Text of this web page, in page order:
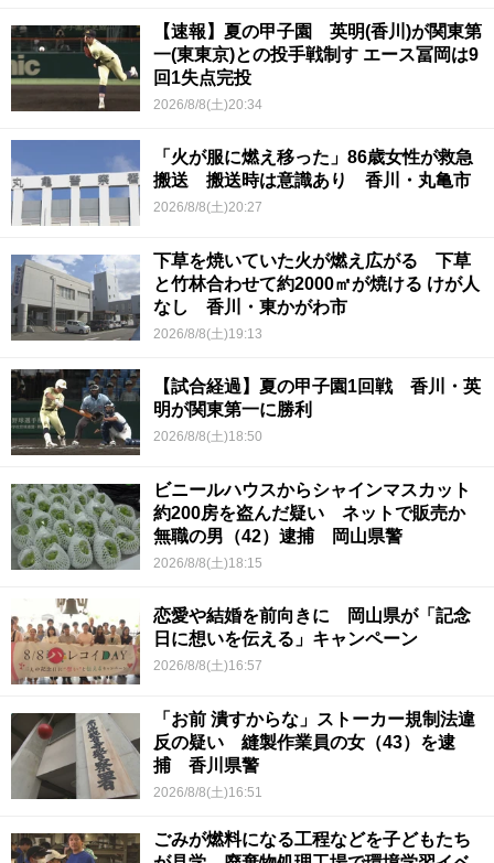
【速報】夏の甲子園 英明(香川)が関東第
一(東東京)との投手戦制す エース冨岡は9
回1失点完投
2026/8/8(土)20:34
「火が服に燃え移った」86歳女性が救急
搬送 搬送時は意識あり 香川・丸亀市
2026/8/8(土)20:27
下草を焼いていた火が燃え広がる 下草
と竹林合わせて約2000㎡が焼ける けが人
なし 香川・東かがわ市
2026/8/8(土)19:13
【試合経過】夏の甲子園1回戦 香川・英
明が関東第一に勝利
2026/8/8(土)18:50
ビニールハウスからシャインマスカット
約200房を盗んだ疑い ネットで販売か
無職の男（42）逮捕 岡山県警
2026/8/8(土)18:15
恋愛や結婚を前向きに 岡山県が「記念
日に想いを伝える」キャンペーン
2026/8/8(土)16:57
「お前 潰すからな」ストーカー規制法違
反の疑い 縫製作業員の女（43）を逮
捕 香川県警
2026/8/8(土)16:51
ごみが燃料になる工程などを子どもたち